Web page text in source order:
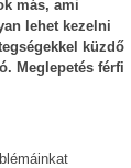
más, ami
lehet kezelni
küzdő
Meglepetés férfi